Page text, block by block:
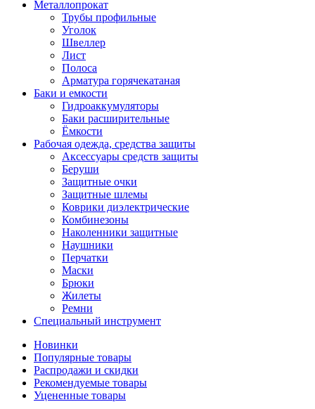
Металлопрокат
Трубы профильные
Уголок
Швеллер
Лист
Полоса
Арматура горячекатаная
Баки и емкости
Гидроаккумуляторы
Баки расширительные
Ёмкости
Рабочая одежда, средства защиты
Аксессуары средств защиты
Беруши
Защитные очки
Защитные шлемы
Коврики диэлектрические
Комбинезоны
Наколенники защитные
Наушники
Перчатки
Маски
Брюки
Жилеты
Ремни
Специальный инструмент
Новинки
Популярные товары
Распродажи и скидки
Рекомендуемые товары
Уцененные товары